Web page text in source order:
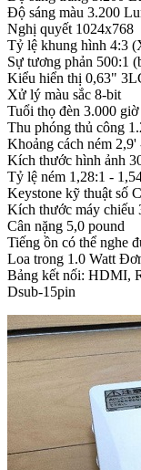
Độ sáng màu 3.200
Nghị quyết 1024x768
Tỷ lệ khung hình 4:3
Sự tương phản 500:1
Kiểu hiển thị 0,63"
Xử lý màu sắc 8-bit
Tuổi thọ đèn 3.000
Thu phóng thủ công
Khoảng cách ném 2,9'
Kích thước hình ảnh
Tỷ lệ ném 1,28:1 -
Keystone kỹ thuật số
Kích thước máy
Cân nặng 5,0 pound
Tiếng ồn có thể nghe
Loa trong 1.0 Watt
Bảng kết nối: HDMI,
Dsub-15pin